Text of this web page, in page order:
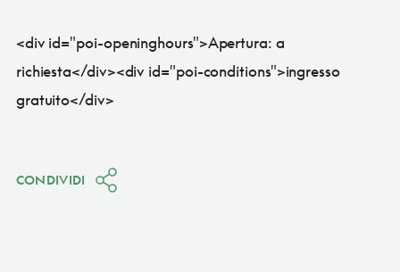
<div id="poi-openinghours">Apertura: a
richiesta</div><div id="poi-conditions">ingresso
gratuito</div>
CONDIVIDI